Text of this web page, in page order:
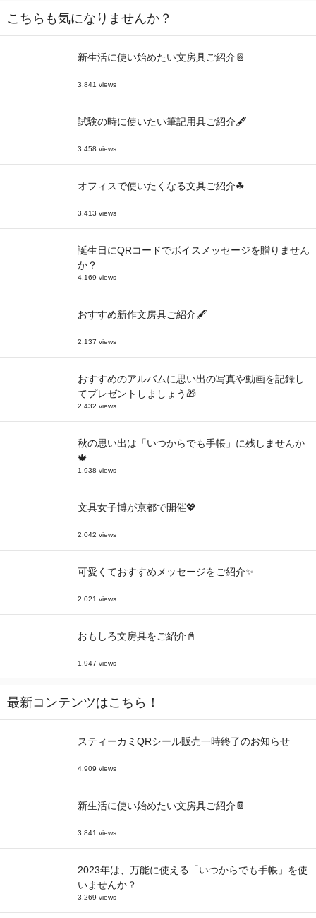
こちらも気になりませんか？
新生活に使い始めたい文房具ご紹介📔
3,841 views
試験の時に使いたい筆記用具ご紹介🖋
3,458 views
オフィスで使いたくなる文具ご紹介☘
3,413 views
誕生日にQRコードでボイスメッセージを贈りません
か？
4,169 views
おすすめ新作文房具ご紹介🖋
2,137 views
おすすめのアルバムに思い出の写真や動画を記録し
てプレゼントしましょう🎁
2,432 views
秋の思い出は「いつからでも手帳」に残しませんか
🍁
1,938 views
文具女子博が京都で開催💖
2,042 views
可愛くておすすめメッセージをご紹介✨
2,021 views
おもしろ文房具をご紹介📓
1,947 views
最新コンテンツはこちら！
スティーカミQRシール販売一時終了のお知らせ
4,909 views
新生活に使い始めたい文房具ご紹介📔
3,841 views
2023年は、万能に使える「いつからでも手帳」を使
いませんか？
3,269 views